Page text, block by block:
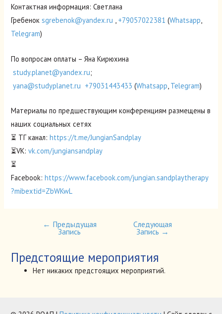
Контактная информация: Светлана
Гребенокsgrebenok@yandex.ru , +79057022381 (Whatsapp,
Telegram)
По вопросам оплаты – Яна Кирюхина
study.planet@yandex.ru;
yana@studyplanet.ru +79031443433 (Whatsapp Telegram)
Материалы по предшествующим конференциям размещены в
наших социальных сетях
⏳ ТГ канал:https://t.me/JungianSandplay
⏳VK:vk.com/jungiansandplay
⏳
Facebook:https://www.facebook.com/jungian.sandplaytherapy
?mibextid=ZbWKwL
Навигация
← Предыдущая
Запись
Следующая
Запись →
Предстоящие мероприятия
Нет никаких предстоящих мероприятий.